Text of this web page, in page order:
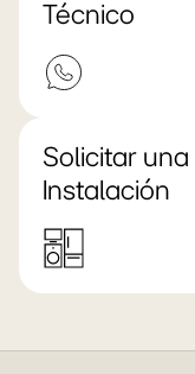
Técnico
Solicitar una
Instalación